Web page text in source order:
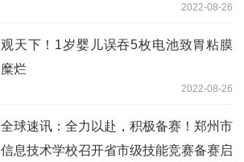
2022-08-26
观天下！1岁婴儿误吞5枚电池致胃粘膜
糜烂
2022-08-26
全球速讯：全力以赴，积极备赛！郑州市
信息技术学校召开省市级技能竞赛备赛启